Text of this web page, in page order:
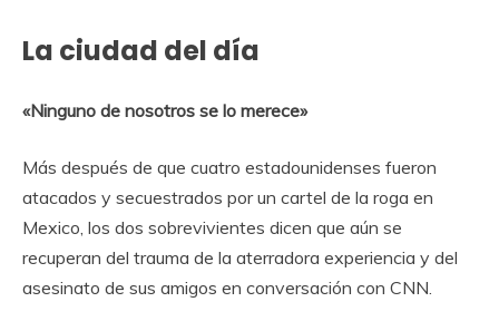
La ciudad del día
«Ninguno de nosotros se lo merece»
Más después de que cuatro estadounidenses fueron
atacados y secuestrados por un cartel de la roga en
Mexico, los dos sobrevivientes dicen que aún se
recuperan del trauma de la aterradora experiencia y del
asesinato de sus amigos en conversación con CNN.